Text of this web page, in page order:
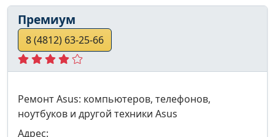
Премиум
8 (4812) 63-25-66
Ремонт Asus: компьютеров, телефонов,
ноутбуков и другой техники Asus
Адрес: